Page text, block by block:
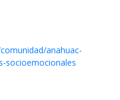
anahuac-
socioemocionales